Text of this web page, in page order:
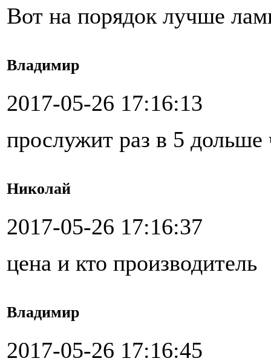
Вот на порядок лучше
Владимир
2017-05-26 17:16:13
прослужит раз в 5 дольше
Николай
2017-05-26 17:16:37
цена и кто производитель
Владимир
2017-05-26 17:16:45